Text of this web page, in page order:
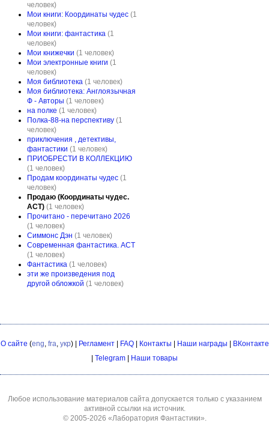
человек)
Мои книги: Координаты чудес (1
человек)
Мои книги: фантастика (1
человек)
Мои книжечки (1 человек)
Мои электронные книги (1
человек)
Моя библиотека (1 человек)
Моя библиотека: Англоязычная
Ф - Авторы (1 человек)
на полке (1 человек)
Полка-88-на перспективу (1
человек)
приключения , детективы,
фантастики (1 человек)
ПРИОБРЕСТИ В КОЛЛЕКЦИЮ
(1 человек)
Продам координаты чудес (1
человек)
Продаю (Координаты чудес.
АСТ) (1 человек)
Прочитано - перечитано 2026
(1 человек)
Симмонс Дэн (1 человек)
Современная фантастика. АСТ
(1 человек)
Фантастика (1 человек)
эти же произведения под
другой обложкой (1 человек)
О сайте (eng, fra, укр) | Регламент| FAQ| Контакты Наши награды
ВКонтакте
Telegram Наши товары
Любое использование материалов сайта допускается только с указанием
активной ссылки на источник.
© 2005-2026 «Лаборатория Фантастики».